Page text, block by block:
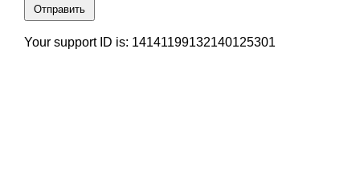
Отправить
Your support ID is: 14141199132140125301